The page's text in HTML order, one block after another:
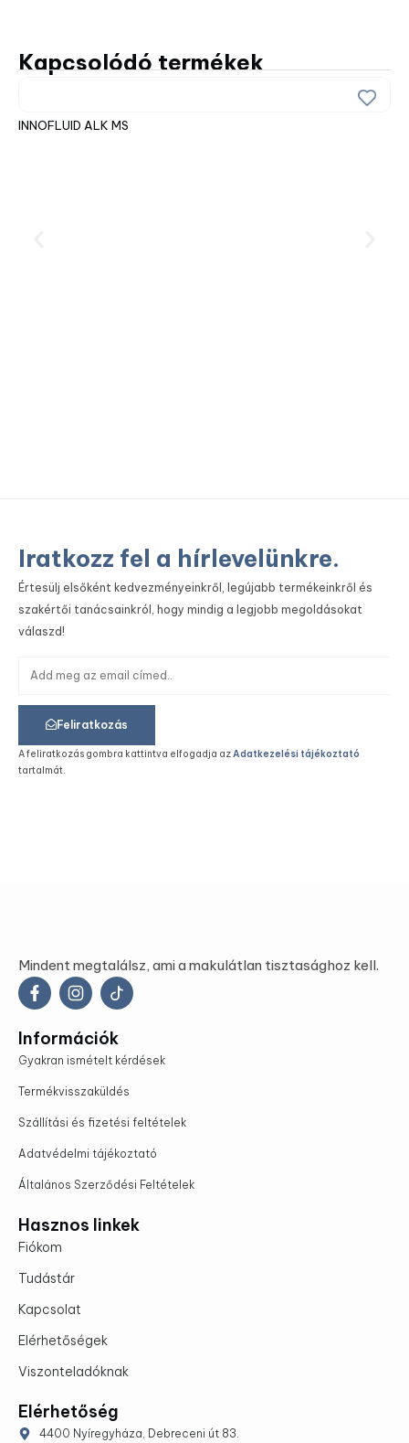
Kapcsolódó termékek
INNOFLUID ALK MS
Iratkozz fel a hírlevelünkre.
Értesülj elsőként kedvezményeinkről, legújabb termékeinkről és
szakértői tanácsainkról, hogy mindig a legjobb megoldásokat
válaszd!
Feliratkozás
A feliratkozás gombra kattintva elfogadja azAdatkezelési tájékoztató
tartalmát.
Mindent megtalálsz, ami a makulátlan tisztasághoz kell.
Információk
Gyakran ismételt kérdések
Termékvisszaküldés
Szállítási és fizetési feltételek
Adatvédelmi tájékoztató
Általános Szerződési Feltételek
Hasznos linkek
Fiókom
Tudástár
Kapcsolat
Elérhetőségek
Viszonteladóknak
Elérhetőség
4400 Nyíregyháza, Debreceni út 83.